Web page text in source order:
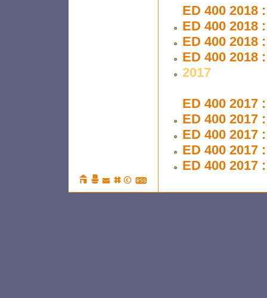
ED 400 2018
ED 400 2018
ED 400 2018
ED 400 2018
2017
ED 400 2017
ED 400 2017
ED 400 2017
ED 400 2017
ED 400 2017